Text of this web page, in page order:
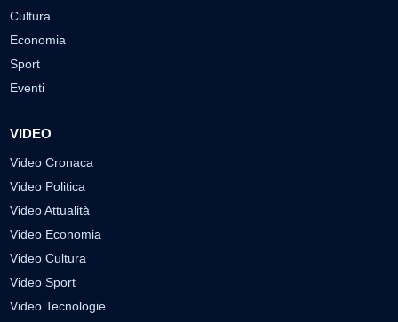
Cultura
Economia
Sport
Eventi
VIDEO
Video Cronaca
Video Politica
Video Attualità
Video Economia
Video Cultura
Video Sport
Video Tecnologie